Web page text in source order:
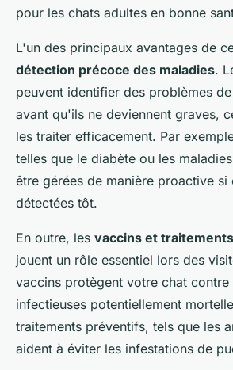
pour les chats adultes en bonne
L'un des principaux avantages de
détection précoce des maladies.
peuvent identifier des problèmes
avant qu'ils ne deviennent graves,
les traiter efficacement. Par
telles que le diabète ou les
être gérées de manière proactive si
détectées tôt.
En outre, les vaccins et
jouent un rôle essentiel lors des
vaccins protègent votre chat contre
infectieuses potentiellement
traitements préventifs, tels que les
aident à éviter les infestations de